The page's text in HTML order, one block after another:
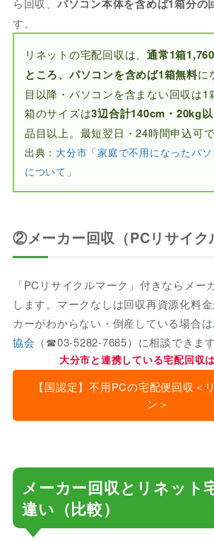
ら回収、 パソコン本体を含めば1箱分の
す。
リネットの宅配回収は、通常1箱
ところ、パソコンを含めば1箱無料に
目以降・パソコンを含まない回収は1
箱のサイズは3辺合計140cm・20kg
品目以上。最短翌日・24時間申込可で
出典： 大分市「家庭で不用になったパ
について」
②メーカー回収（PCリサイク
「PCリサイクルマーク」付きならメー
します。マークなしは回収再資源化料
カーがわからない・倒産している場合は
協会 （☎03-5282-7685）に相談できます
大分市と連携している宅配回収
【国認定】不用PCの宅配便回収＜
ン＞
メーカー回収とリネット
違い（比較）